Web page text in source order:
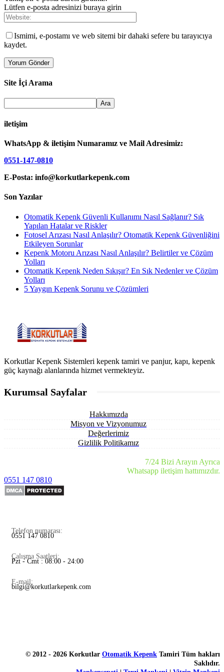
Lütfen e-posta adresinizi buraya girin
Ismimi, e-postamı ve web sitemi bir dahaki sefere bu tarayıcıya
kaydet.
Site İçi Arama
iletişim
WhatsApp & iletişim Numaramız ve Mail Adresimiz:
0551-147-0810
E-Posta: info@korkutlarkepenk.com
Son Yazılar
Otomatik Kepenk Güvenli Kullanımı Nasıl Sağlanır? Sık
Yapılan Hatalar ve Riskler
Fotosel Arızası Nasıl Anlaşılır? Otomatik Kepenk Güvenliğini
Etkileyen Sorunlar
Kepenk Motoru Arızası Nasıl Anlaşılır? Belirtiler ve Çözüm
Yolları
Otomatik Kepenk Neden Sıkışır? En Sık Nedenler ve Çözüm
Yolları
5 Yaygın Kepenk Sorunu ve Çözümleri
Korkutlar Kepenk Sistemleri kepenk tamiri ve panjur, kapı, kepenk
güç kaynağı alanlarında hizmet vermekteyiz.
Kurumsal Sayfalar
Hakkımızda
Misyon ve Vizyonumuz
Değerlerimiz
Gizlilik Politikamız
7/24 Bizi Arayın Ayrıca
Whatsapp iletişim hattımızdır.
0551 147 0810
Telefon numarası:
0551 147 0810
Çalışma Saatleri:
Pzt - Cmt : 08:00 - 24:00
E-mail:
bilgi@korkutlarkepenk.com
© 2012 - 2026 Korkutlar Otomatik Kepenk Tamiri Tüm hakları
Saklıdır.